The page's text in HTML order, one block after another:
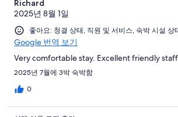
Richard
2025년 8월 1일
좋아요: 청결 상태, 직원 및 서비스, 숙박 시설 상
Google 번역 보기
Very comfortable stay. Excellent friendly
2025년 7월에 3박 숙박함
0